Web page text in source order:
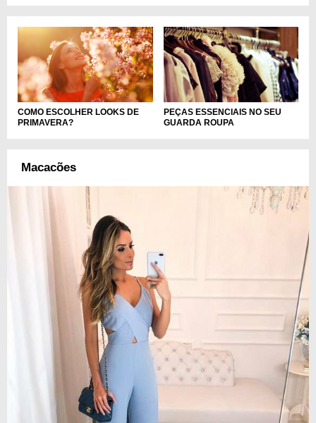
COMO ESCOLHER LOOKS DE
PRIMAVERA?
PEÇAS ESSENCIAIS NO SEU
GUARDA ROUPA
Macacões